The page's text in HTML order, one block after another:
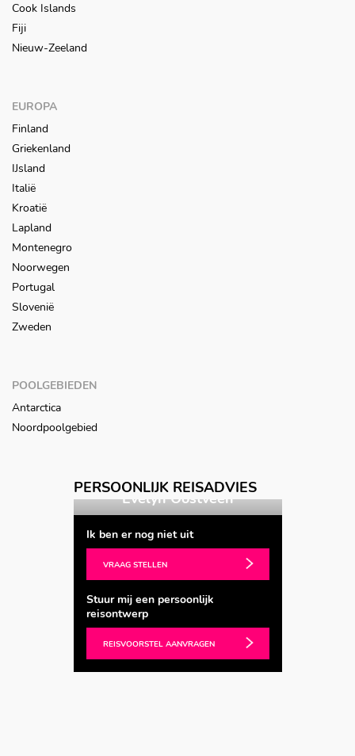
Cook Islands
Fiji
Nieuw-Zeeland
EUROPA
Finland
Griekenland
IJsland
Italië
Kroatië
Lapland
Montenegro
Noorwegen
Portugal
Slovenië
Zweden
POOLGEBIEDEN
Antarctica
Noordpoolgebied
PERSOONLIJK REISADVIES
Astrid Hartog
Ik ben er nog niet uit
VRAAG STELLEN
Stuur mij een persoonlijk
reisontwerp
REISVOORSTEL AANVRAGEN